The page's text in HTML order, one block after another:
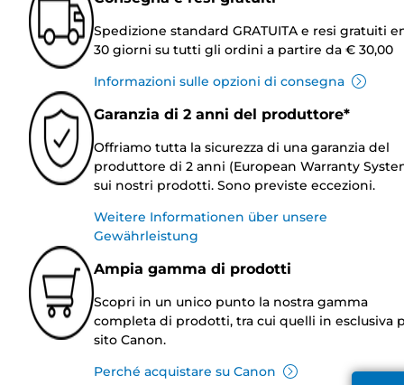
Spedizione standard GRATUITA e resi gratuiti
30 giorni su tutti gli ordini a partire da € 30,00
Informazioni sulle opzioni di consegna
Garanzia di 2 anni del produttore*
Offriamo tutta la sicurezza di una garanzia del
produttore di 2 anni (European Warranty
sui nostri prodotti. Sono previste eccezioni.
Weitere Informationen über unsere
Gewährleistung
Ampia gamma di prodotti
Scopri in un unico punto la nostra gamma
completa di prodotti, tra cui quelli in esclusiva
sito Canon.
Perché acquistare su Canon